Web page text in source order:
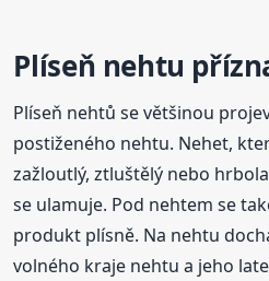
Plíseň nehtu
Plíseň nehtů se většinou
postiženého nehtu. Nehet,
zažloutlý, ztluštělý nebo
se ulamuje. Pod nehtem se
produkt plísně. Na nehtu
volného kraje nehtu a jeho